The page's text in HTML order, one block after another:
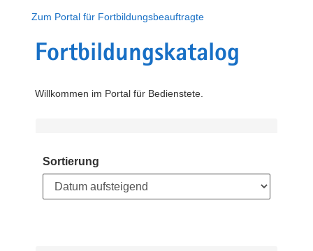
Zum Portal für Fortbildungsbeauftragte
Fortbildungskatalog
Willkommen im Portal für Bedienstete.
Sortierung